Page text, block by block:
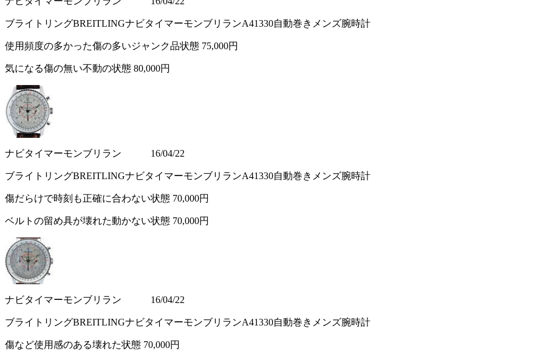
ブライトリングBREITLINGナビタイマーモンブリランA41330自動巻きメンズ腕時計
使用頻度の多かった傷の多いジャンク品状態 75,000円
気になる傷の無い不動の状態 80,000円
ナビタイマーモンブリラン 16/04/22
ブライトリングBREITLINGナビタイマーモンブリランA41330自動巻きメンズ腕時計
傷だらけで時刻も正確に合わない状態 70,000円
ベルトの留め具が壊れた動かない状態 70,000円
ナビタイマーモンブリラン 16/04/22
ブライトリングBREITLINGナビタイマーモンブリランA41330自動巻きメンズ腕時計
傷など使用感のある壊れた状態 70,000円